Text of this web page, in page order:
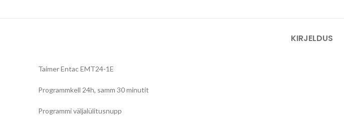
KIRJELDUS
Taimer Entac EMT24-1E
Programmkell 24h, samm 30 minutit
Programmi väljalülitusnupp